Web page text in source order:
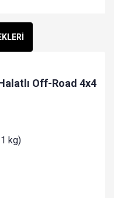
Off-Road 4x4
kg)